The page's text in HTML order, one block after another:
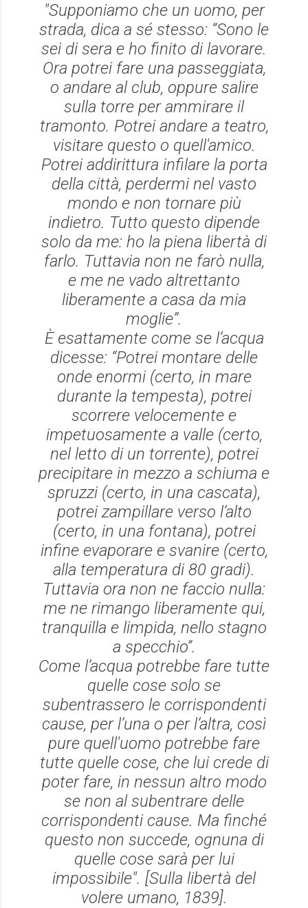
"Supponiamo che un uomo, per
strada, dica a sé stesso: “Sono le
sei di sera e ho finito di lavorare.
Ora potrei fare una passeggiata,
o andare al club, oppure salire
sulla torre per ammirare il
tramonto. Potrei andare a teatro,
visitare questo o quell'amico.
Potrei addirittura infilare la porta
della città, perdermi nel vasto
mondo e non tornare più
indietro. Tutto questo dipende
solo da me: ho la piena libertà di
farlo. Tuttavia non ne farò nulla,
e me ne vado altrettanto
liberamente a casa da mia
moglie”.
È esattamente come se l’acqua
dicesse: “Potrei montare delle
onde enormi (certo, in mare
durante la tempesta), potrei
scorrere velocemente e
impetuosamente a valle (certo,
nel letto di un torrente), potrei
precipitare in mezzo a schiuma e
spruzzi (certo, in una cascata),
potrei zampillare verso l’alto
(certo, in una fontana), potrei
infine evaporare e svanire (certo,
alla temperatura di 80 gradi).
Tuttavia ora non ne faccio nulla:
me ne rimango liberamente qui,
tranquilla e limpida, nello stagno
a specchio”.
Come l’acqua potrebbe fare tutte
quelle cose solo se
subentrassero le corrispondenti
cause, per l’una o per l’altra, così
pure quell'uomo potrebbe fare
tutte quelle cose, che lui crede di
poter fare, in nessun altro modo
se non al subentrare delle
corrispondenti cause. Ma finché
questo non succede, ognuna di
quelle cose sarà per lui
impossibile". [Sulla libertà del
volere umano, 1839].